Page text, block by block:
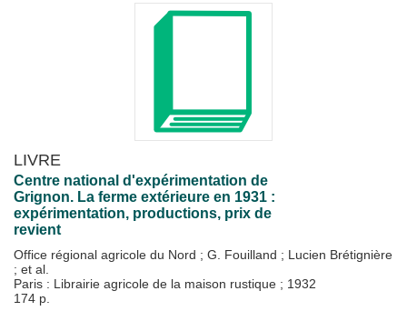
LIVRE
Centre national d'expérimentation de
Grignon. La ferme extérieure en 1931 :
expérimentation, productions, prix de
revient
Office régional agricole du Nord ; G. Fouilland ; Lucien Brétignière
; et al.
Paris : Librairie agricole de la maison rustique ; 1932
174 p.